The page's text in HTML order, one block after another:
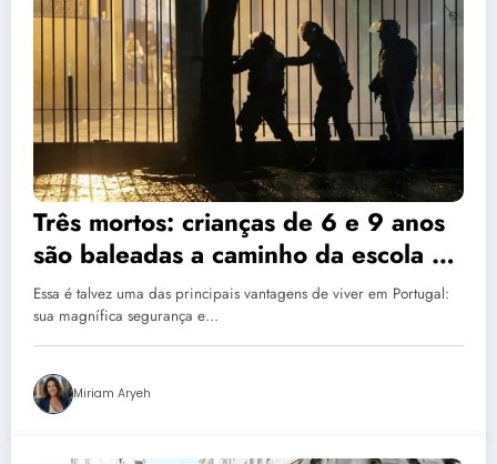
Três mortos: crianças de 6 e 9 anos
são baleadas a caminho da escola no
Rio de Janeiro
Essa é talvez uma das principais vantagens de viver em Portugal:
sua magnífica segurança e…
Miriam Aryeh